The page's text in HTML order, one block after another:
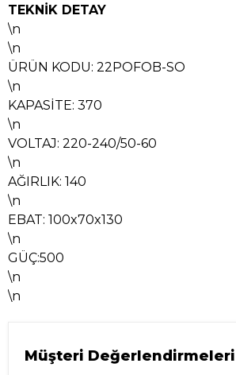
TEKNİK DETAY
\n
\n
ÜRÜN KODU: 22POFOB-SO
\n
KAPASİTE: 370
\n
VOLTAJ: 220-240/50-60
\n
AĞIRLIK: 140
\n
EBAT: 100x70x130
\n
GÜÇ:500
\n
\n
Müşteri Değerlendirmeleri